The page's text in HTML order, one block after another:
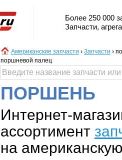
Более 250 000
Запчасти,
Американские запчасти › Запчасти ›
поршневой палец
ПОРШЕНЬ
Интернет-
ассортимент
на